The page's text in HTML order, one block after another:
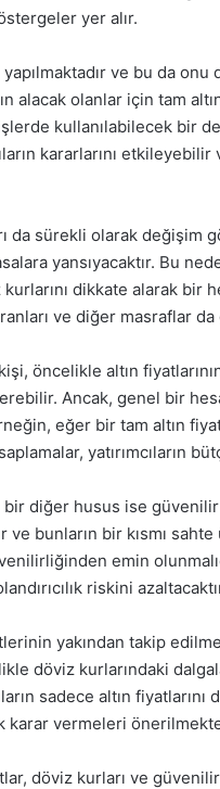
yer alır.
ve bu da
alacak olanlar için tam
kullanılabilecek bir
kararlarını
da sürekli olarak değişim
yansıyacaktır. Bu
dikkate alarak bir
ve diğer masraflar
öncelikle altın
Ancak, genel bir
eğer bir tam altın
yatırımcıların
diğer husus ise güvenilir
ve bunların bir kısmı
emin
riskini
yakından takip
döviz kurlarındaki
sadece altın
karar vermeleri
döviz kurları ve